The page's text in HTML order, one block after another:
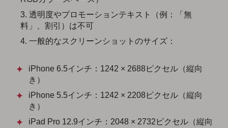
透明度やプロモーションテキスト（例：「無
料」、割引）は不可
一般的なスクリーンショットのサイズ：
iPhone 6.5インチ：1242 × 2688ピクセル（縦向
き）
iPhone 5.5インチ：1242 × 2208ピクセル（縦向
き）
iPad Pro 12.9インチ：2048 × 2732ピクセル（縦向